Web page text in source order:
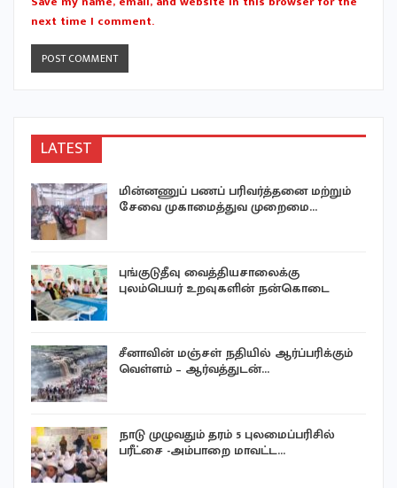
next time I comment.
LATEST
மின்னணுப் பணப் பரிவர்த்தனை மற்றும்
சேவை முகாமைத்துவ முறைமை…
புங்குடுதீவு வைத்தியசாலைக்கு
புலம்பெயர் உறவுகளின் நன்கொடை
சீனாவின் மஞ்சள் நதியில் ஆர்ப்பரிக்கும்
வெள்ளம் – ஆர்வத்துடன்…
நாடு முழுவதும் தரம் 5 புலமைப்பரிசில்
பரீட்சை -அம்பாறை மாவட்ட…